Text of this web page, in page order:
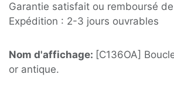
Garantie satisfait ou remboursé
Expédition : 2-3 jours ouvrables
Nom d'affichage: [C136OA]
or antique.